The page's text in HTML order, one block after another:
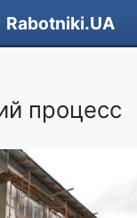
Rabotniki.UA
процесс